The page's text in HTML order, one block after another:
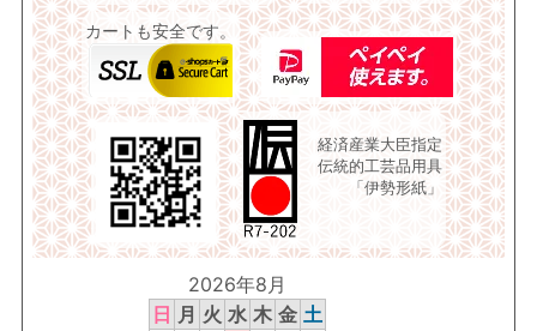
カートも安全です。
経済産業大臣指定
伝統的工芸品用具
「伊勢形紙」
2026年8月
日 月 火 水 木 金 土